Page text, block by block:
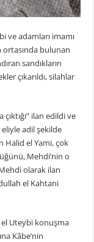
ve adamları imamı
bulunan
sandıkların
çıkarıldı, silahlar
ilan edildi ve
adil şekilde
Halid el Yami, çok
Mehdi’nin o
olarak ilan
el Kahtani
el Uteybi konuşma
Kâbe’nin